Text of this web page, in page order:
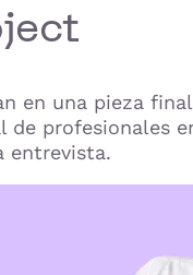
en una pieza final
de profesionales
entrevista.